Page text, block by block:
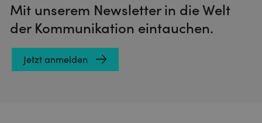
Mit unserem Newsletter in die Welt
der Kommunikation eintauchen.
Jetzt anmelden